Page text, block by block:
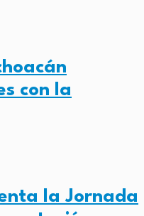
con la
la Jornada